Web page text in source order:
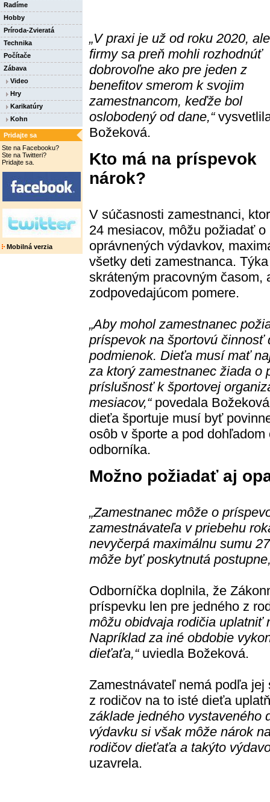
Radíme
Hobby
Príroda-Zvieratá
Technika
Počítače
Zábava
Video
Hry
Karikatúry
Kohn
Pridajte sa
Ste na Facebooku?
Ste na Twitteri?
Pridajte sa.
Mobilná verzia
„V praxi je už od roku 2020, ale
firmy sa preň mohli rozhodnúť
dobrovoľne ako pre jeden z
benefitov smerom k svojim
zamestnancom, keďže bol
oslobodený od dane,“
Božeková.
Kto má na príspevok
nárok?
V súčasnosti zamestnanci,
24 mesiacov, môžu požiadať
oprávnených výdavkov,
všetky deti zamestnanca.
skráteným pracovným časom,
zodpovedajúcom pomere.
„Aby mohol zamestnanec
príspevok na športovú
podmienok. Dieťa musí mať
za ktorý zamestnanec žiada
príslušnosť k športovej
mesiacov,“povedala
dieťa športuje musí byť
osôb v športe a pod
odborníka.
Možno požiadať aj
„Zamestnanec môže o
zamestnávateľa v priebehu
nevyčerpá maximálnu sumu
môže byť poskytnutá
Odborníčka doplnila, že
príspevku len pre jedného z
môžu obidvaja rodičia uplatniť
Napríklad za iné obdobie
dieťaťa,“uviedla Božeková.
Zamestnávateľ nemá podľa
z rodičov na to isté dieťa
základe jedného vystaveného
výdavku si však môže nárok
rodičov dieťaťa a takýto
uzavrela.